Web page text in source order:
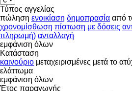
Τύπος αγγελίας
πώληση ενοικίαση δημοπρασία από
χρονομίσθωση πίστωση με δόσεις
πληρωμή) ανταλλαγή
εμφάνιση όλων
Κατάσταση
καινούριο μεταχειρισμένες μετά το
ελάττωμα
εμφάνιση όλων
Έτος παραγωγής